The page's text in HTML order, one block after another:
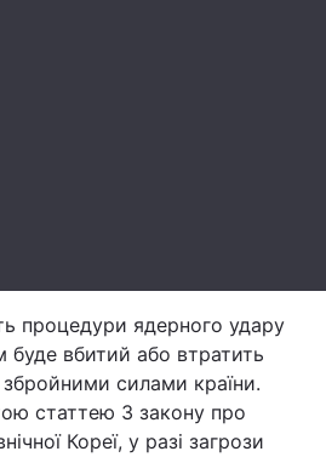
процедури ядерного удару
буде вбитий або втратить
збройними силами країни.
статтею 3 закону про
Кореї, у разі загрози